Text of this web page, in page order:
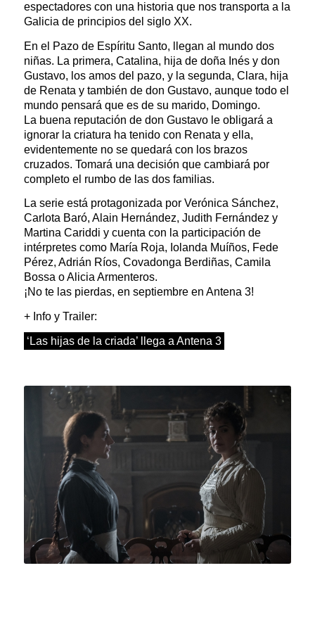
espectadores con una historia que nos transporta a la
Galicia de principios del siglo XX.
En el Pazo de Espíritu Santo, llegan al mundo dos
niñas. La primera, Catalina, hija de doña Inés y don
Gustavo, los amos del pazo, y la segunda, Clara, hija
de Renata y también de don Gustavo, aunque todo el
mundo pensará que es de su marido, Domingo.
La buena reputación de don Gustavo le obligará a
ignorar la criatura ha tenido con Renata y ella,
evidentemente no se quedará con los brazos
cruzados. Tomará una decisión que cambiará por
completo el rumbo de las dos familias.
La serie está protagonizada por Verónica Sánchez,
Carlota Baró, Alain Hernández, Judith Fernández y
Martina Cariddi y cuenta con la participación de
intérpretes como María Roja, Iolanda Muíños, Fede
Pérez, Adrián Ríos, Covadonga Berdiñas, Camila
Bossa o Alicia Armenteros.
¡No te las pierdas, en septiembre en Antena 3!
+ Info y Trailer:
‘Las hijas de la criada’ llega a Antena 3